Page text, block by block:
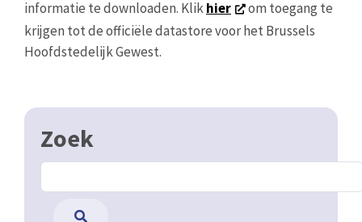
informatie te downloaden. Klikhier
om toegang te
krijgen tot de officiële datastore voor het Brussels
Hoofdstedelijk Gewest.
Zoek